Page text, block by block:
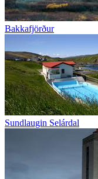
Bakkafjörður
Sundlaugin Selárdal